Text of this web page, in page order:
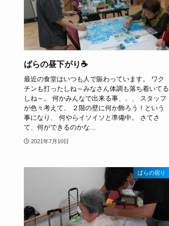
ばらの昼下がり☕
最近の食堂はいつも人で賑わっています。 ワク
チンも打ったしね～みなさん体調も落ち着いてる
しね～。 何かみんなで出来る事、、、 スタッフ
が色々考えて、 ２階の壁に何か飾ろう！という
事になり、 何やらイソイソと準備中。 さてさ
て、何ができるのかな...
2021年7月10日
ばらの宿り